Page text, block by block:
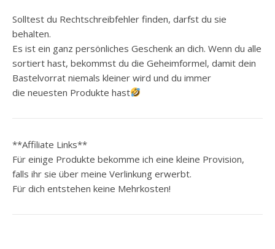
Solltest du Rechtschreibfehler finden, darfst du sie
behalten.
Es ist ein ganz persönliches Geschenk an dich. Wenn du alle
sortiert hast, bekommst du die Geheimformel, damit dein
Bastelvorrat niemals kleiner wird und du immer
die neuesten Produkte hast
**Affiliate Links**
Für einige Produkte bekomme ich eine kleine Provision,
falls ihr sie über meine Verlinkung erwerbt.
Für dich entstehen keine Mehrkosten!